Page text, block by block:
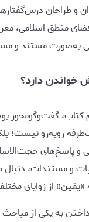
و طراحان
منطق اسلامی،
به‌صورت مستند و
خواندن دارد؟
کتاب، گفت‌وگومحور
روبه‌رو نیست؛
و پاسخ‌های
و مستندات،
از زوایای
به یکی از